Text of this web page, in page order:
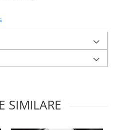
SIMILARE